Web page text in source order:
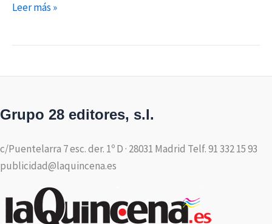
Leer más »
Grupo 28 editores, s.l.
c/Puentelarra 7 esc. der. 1º D · 28031 Madrid Telf. 91 332 15 93
publicidad@laquincena.es